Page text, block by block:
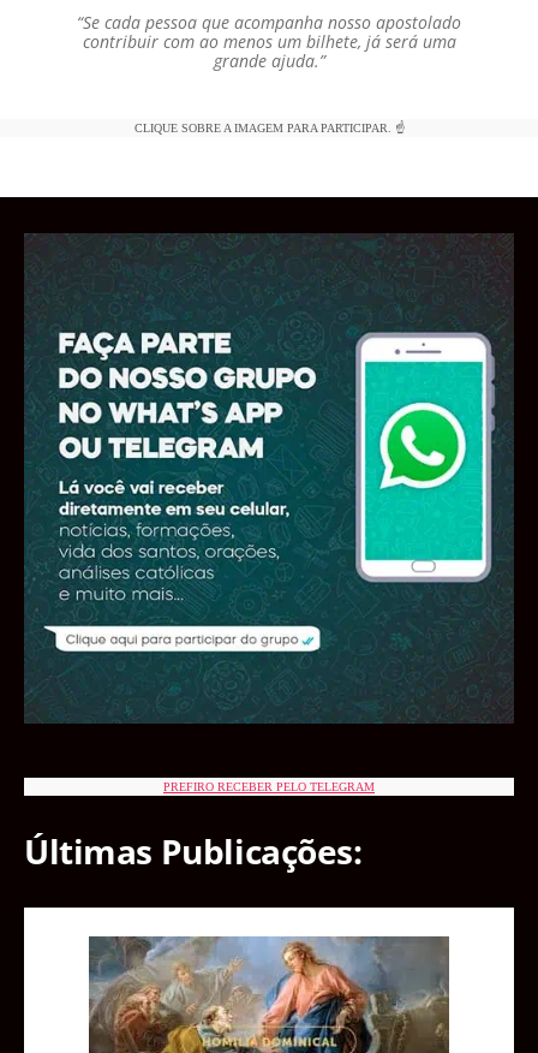
“Se cada pessoa que acompanha nosso apostolado
contribuir com ao menos um bilhete, já será uma
grande ajuda.”
CLIQUE SOBRE A IMAGEM PARA PARTICIPAR. ☝️
PREFIRO RECEBER PELO TELEGRAM
Últimas Publicações: